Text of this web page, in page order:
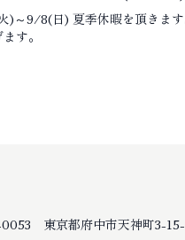
～9/8(日) 夏季休暇を頂きま
す。
0053 東京都府中市天神町3-